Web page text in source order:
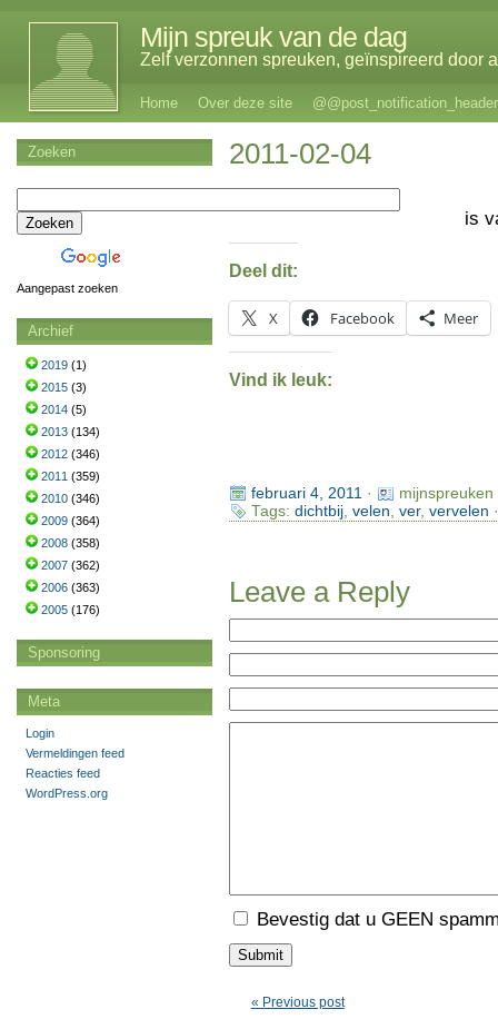
Mijn spreuk van de dag
Zelf verzonnen spreuken, geïnspireerd door
Home Over deze site @@post_notification_header
2011-02-04
is
Deel dit:
X Facebook Meer
Vind ik leuk:
februari 4, 2011 ·
mijnspreuken
Tags: dichtbij, velen ver, vervelen
Leave a Reply
Bevestig dat u GEEN
« Previous post
Zoeken
Aangepast zoeken
Archief
2019 (1)
2015 (3)
2014 (5)
2013 (134)
2012 (346)
2011 (359)
2010 (346)
2009 (364)
2008 (358)
2007 (362)
2006 (363)
2005 (176)
Sponsoring
Meta
Login
Vermeldingen feed
Reacties feed
WordPress.org